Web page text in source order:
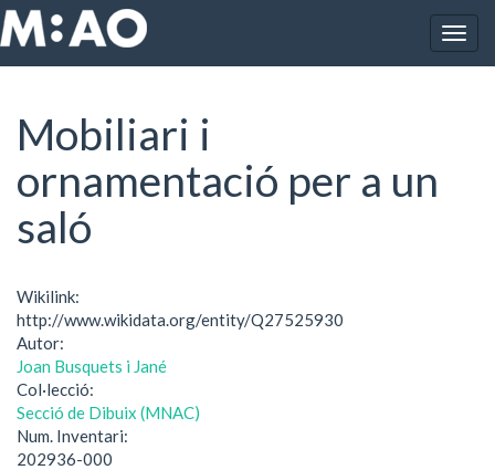
Vés al contingut
Inici Mobiliari i ornamentació per a un saló
Mobiliari i
ornamentació per a un
saló
Wikilink:
http://www.wikidata.org/entity/Q27525930
Autor:
Joan Busquets i Jané
Col·lecció:
Secció de Dibuix (MNAC)
Num. Inventari:
202936-000